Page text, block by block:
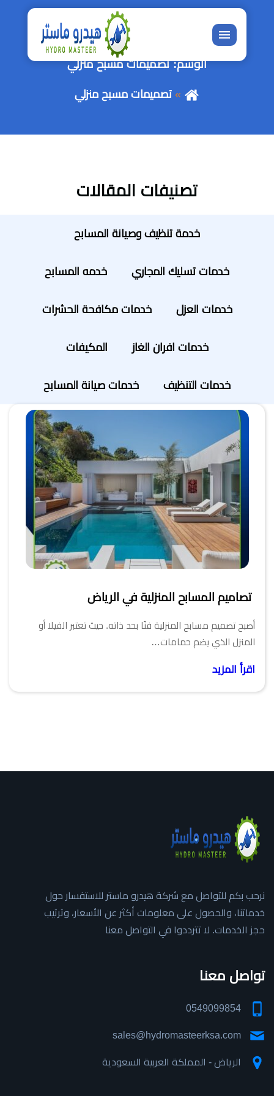
القائمة
الوسم:تصميمات مسبح منزلي
تصميمات مسبح منزلي
تصنيفات المقالات
خدمة تنظيف وصيانة المسابح
خدمات تسليك المجاري خدمه المسابح
خدمات العزل خدمات مكافحة الحشرات
خدمات افران الغاز المكيفات
خدمات التنظيف خدمات صيانة المسابح
تصاميم المسابح المنزلية في الرياض
أصبح تصميم مسابح المنزلية فنًا بحد ذاته. حيث تعتبر الفيلا أو
المنزل الذي يضم حمامات…
اقرأ المزيد
نرحب بكم للتواصل مع شركة هيدرو ماستر للاستفسار حول
خدماتنا، والحصول على معلومات أكثر عن الأسعار، وترتيب
حجز الخدمات. لا تترددوا في التواصل معنا
تواصل معنا
الرياض - المملكة العربية السعودية